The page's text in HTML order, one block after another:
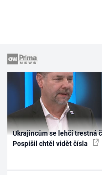
Ukrajincům se lehčí trestná
Pospíšil chtěl vidět čísla